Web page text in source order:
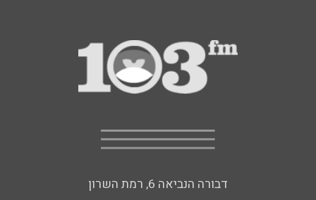
דבורה הנביאה 6, רמת השרון